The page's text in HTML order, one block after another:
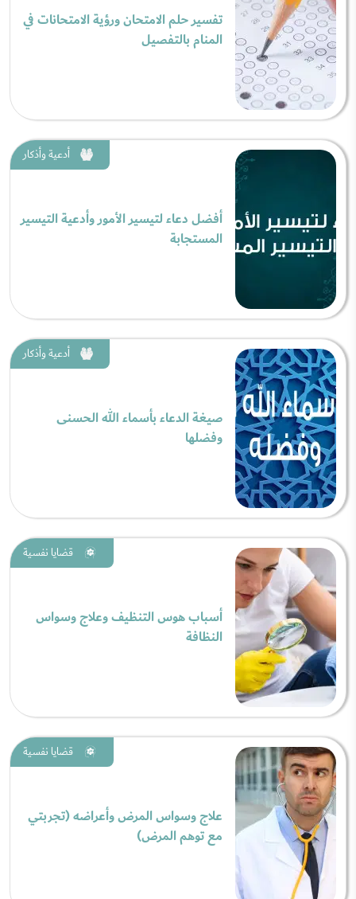
تفسير حلم الامتحان ورؤية الامتحانات في
المنام بالتفصيل
أدعية وأذكار
أفضل دعاء لتيسير الأمور وأدعية التيسير
المستجابة
أدعية وأذكار
صيغة الدعاء بأسماء الله الحسنى
وفضلها
قضايا نفسية
أسباب هوس التنظيف وعلاج وسواس
النظافة
قضايا نفسية
علاج وسواس المرض وأعراضه (تجربتي
مع توهم المرض)